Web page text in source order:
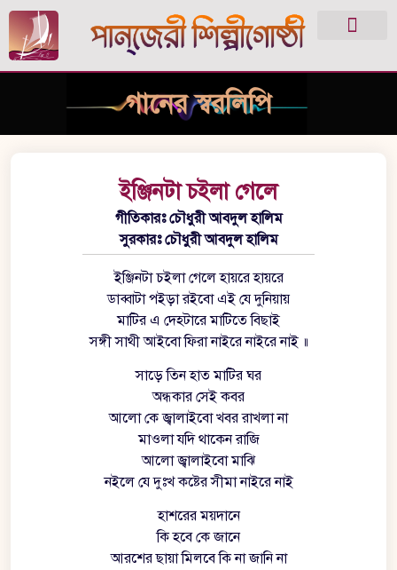
গানের স্বরলিপি
ইঞ্জিনটা চইলা গেলে
গীতিকারঃ চৌধুরী আবদুল হালিম
সুরকারঃ চৌধুরী আবদুল হালিম
ইঞ্জিনটা চইলা গেলে হায়রে হায়রে
ডাব্বাটা পইড়া রইবো এই যে দুনিয়ায়
মাটির এ দেহটারে মাটিতে বিছাই
সঙ্গী সাথী আইবো ফিরা নাইরে নাইরে নাই ॥
সাড়ে তিন হাত মাটির ঘর
অন্ধকার সেই কবর
আলো কে জ্বালাইবো খবর রাখলা না
মাওলা যদি থাকেন রাজি
আলো জ্বালাইবো মাঝি
নইলে যে দুঃখ কষ্টের সীমা নাইরে নাই
হাশরের ময়দানে
কি হবে কে জানে
আরশের ছায়া মিলবে কি না জানি না